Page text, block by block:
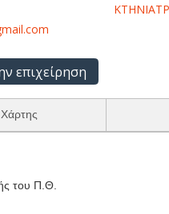
επιχείρηση
Χάρτης
του Π.Θ.